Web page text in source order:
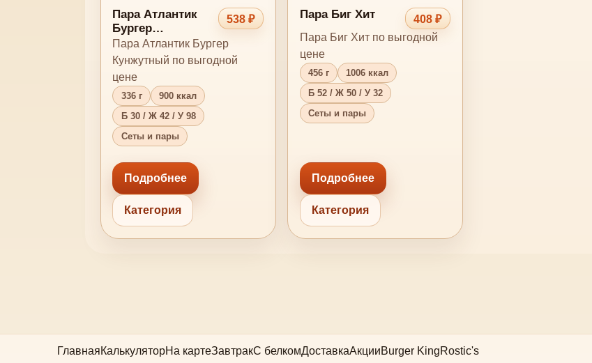
Пара Атлантик
Бургер
Кунжутный
538 ₽
Пара Атлантик Бургер
Кунжутный по выгодной
цене
336 г
900 ккал
Б 30 / Ж 42 / У 98
Сеты и пары
Подробнее
Категория
Пара Биг Хит 408 ₽
Пара Биг Хит по выгодной
цене
456 г
1006 ккал
Б 52 / Ж 50 / У 32
Сеты и пары
Подробнее
Категория
ГлавнаяКалькуляторНа картеЗавтракС белкомДоставкаАкцииBurger KingRostic's